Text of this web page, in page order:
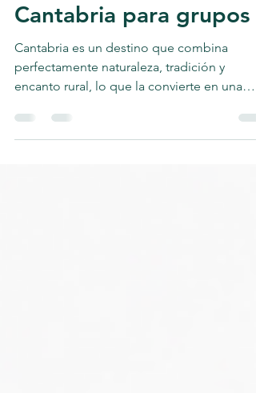
Turismo rural en
Cantabria para grupos
Cantabria es un destino que combina
encanto rural, lo que la convierte en una
opción ideal para el...